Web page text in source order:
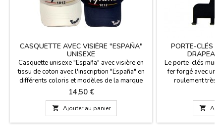
CASQUETTE AVEC VISIÈRE "ESPAÑA"
UNISEXE
Casquette unisexe "España" avec visière en
tissu de coton avec l'inscription "España" en
différents coloris et modèles de la marque
Robin Ruth et réglable, taille unique.
Prix
14,50 €
 Ajouter au panier
PORTE-CLÉS
DRAPEAU
Le porte-clés
fer forgé avec une
roulement très
crochets, pour
vue de votre
Souvenirs
Dimensions :
